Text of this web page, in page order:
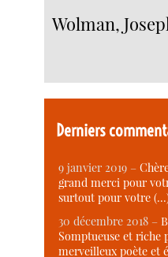
Wolman,
Derniers
9 janvier 2019 –
grand merci pour
surtout pour votre
30 décembre 2018 –
Somptueuse et riche
merveilleux poète et